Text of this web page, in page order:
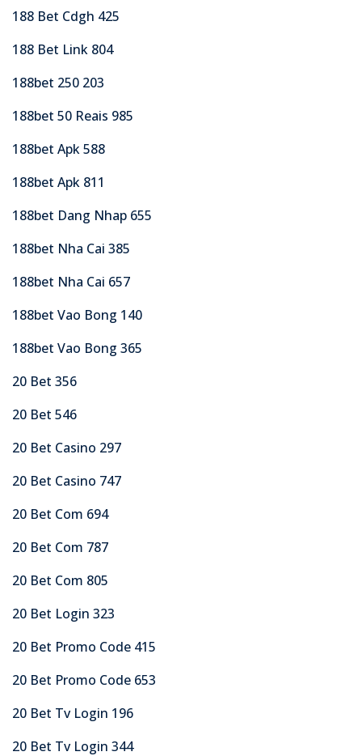
188 Bet Cdgh 425
188 Bet Link 804
188bet 250 203
188bet 50 Reais 985
188bet Apk 588
188bet Apk 811
188bet Dang Nhap 655
188bet Nha Cai 385
188bet Nha Cai 657
188bet Vao Bong 140
188bet Vao Bong 365
20 Bet 356
20 Bet 546
20 Bet Casino 297
20 Bet Casino 747
20 Bet Com 694
20 Bet Com 787
20 Bet Com 805
20 Bet Login 323
20 Bet Promo Code 415
20 Bet Promo Code 653
20 Bet Tv Login 196
20 Bet Tv Login 344